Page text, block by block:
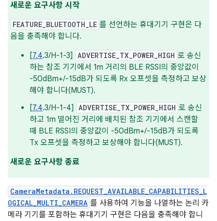
새로운 요구사항 시작
FEATURE_BLUETOOTH_LE 를 선언하는 휴대기기 구현은 다
음을 충족해야 합니다.
[7.4.3/H-1-3] ADVERTISE_TX_POWER_HIGH 로 송신
하는 참조 기기에서 1m 거리의 BLE RSSI의 중앙값이
-50dBm+/-15dB가 되도록 Rx 오프셋을 측정하고 보상
해야 합니다(MUST).
[7.4.3/H-1-4] ADVERTISE_TX_POWER_HIGH 로 송신
하고 1m 떨어진 거리에 배치된 참조 기기에서 스캔할
때 BLE RSSI의 중앙값이 -50dBm+/-15dB가 되도록
Tx 오프셋을 측정하고 보상해야 합니다(MUST).
새로운 요구사항 종료
CameraMetadata.REQUEST_AVAILABLE_CAPABILITIES_L
OGICAL_MULTI_CAMERA 를 사용하여 기능을 나열하는 논리 카
메라 기기를 포함하는 휴대기기 구현은 다음을 충족해야 합니